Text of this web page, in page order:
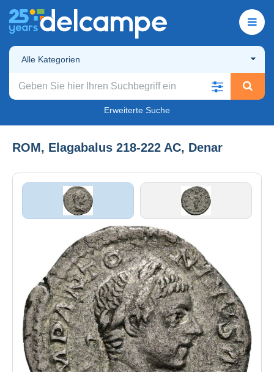
Alle Kategorien
Erweiterte Suche
ROM, Elagabalus 218-222 AC, Denar